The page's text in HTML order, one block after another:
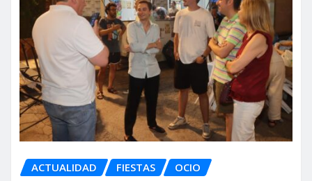
ACTUALIDAD FIESTAS OCIO